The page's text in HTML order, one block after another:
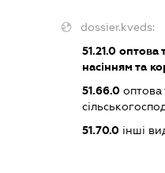
dossier.kveds:
51.21.0оптова
насінням та
51.66.0оптова
51.70.0інші